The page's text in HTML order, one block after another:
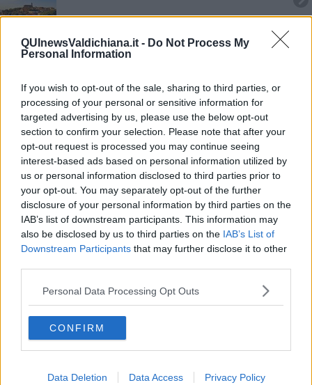
QUInewsValdichiana.it - Do Not Process My
Personal Information
If you wish to opt-out of the sale, sharing to third parties, or
processing of your personal or sensitive information for
targeted advertising by us, please use the below opt-out
section to confirm your selection. Please note that after your
opt-out request is processed you may continue seeing
interest-based ads based on personal information utilized by
us or personal information disclosed to third parties prior to
your opt-out. You may separately opt-out of the further
disclosure of your personal information by third parties on the
IAB’s list of downstream participants. This information may
also be disclosed by us to third parties on the IAB’s List of
Downstream Participants that may further disclose it to other
Personal Data Processing Opt Outs
CONFIRM
Data Deletion Data Access Privacy Policy
candeline
11 Novembre giornata delle cure palliative
Dignità alla vita del malato fino alla fine
Così un sollievo a chi si prende cura del malato
Cure palliative, nasce il coordinamento regionale
Premio Nazionale “Nottola–Mario Luzi”
Un matrimonio speciale a Nottola
Cure palliative, più posti negli hospice e
assistenza ai pazienti
Il Calcit dona ecografo per la dialisi
Cure palliative, nuovo ambulatorio alla Fratta